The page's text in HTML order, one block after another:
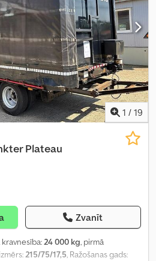
1 / 19
Plateau
Zvanīt
kravnesība:24 000 kg, pirmā
215/75/17,5, Ražošanas gads: